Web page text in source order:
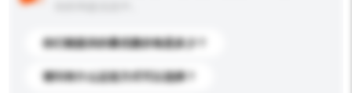
你们能提供的最优惠价格是多少？
请问有什么运送方式可以选择？